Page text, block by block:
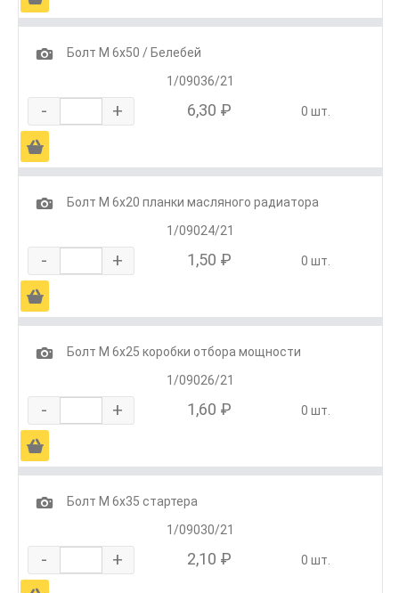
1
Болт М 6х50 / Белебей
1/09036/21
- + 6,30 ₽ 0 шт.
Ä
1
Болт М 6х20 планки масляного радиатора
1/09024/21
- + 1,50 ₽ 0 шт.
Ä
1
Болт М 6х25 коробки отбора мощности
1/09026/21
- + 1,60 ₽ 0 шт.
Ä
1
Болт М 6х35 стартера
1/09030/21
- + 2,10 ₽ 0 шт.